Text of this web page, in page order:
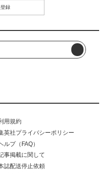
録
用規約
英社プライバシーポリシー
ルプ（FAQ）
事掲載に関して
誌配送停止依頼